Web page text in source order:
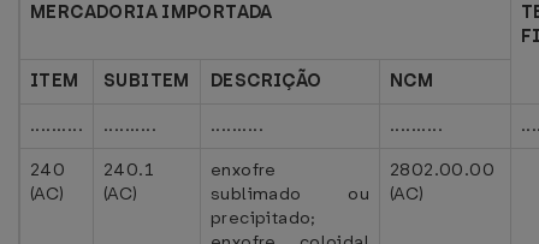
MERCADORIA IMPORTADA
ITEM
SUBITEM DESCRIÇÃO
NCM
..........
.......... .......... ..........
240
(AC)
240.1
(AC)
enxofre
sublimado ou
precipitado;
2802.00.00
(AC)